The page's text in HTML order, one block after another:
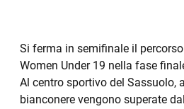
Si ferma in semifinale il
Women Under 19 nella fase
Al centro sportivo del Sassuolo,
bianconere vengono superate